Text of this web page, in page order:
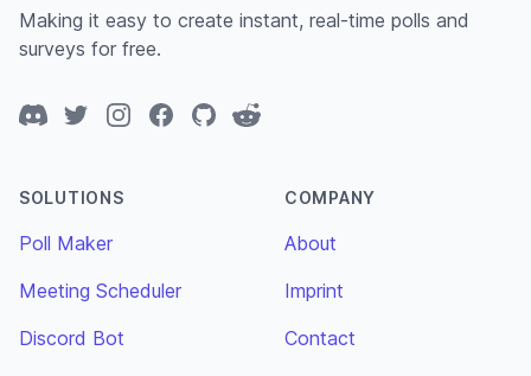
Making it easy to create instant, real-time polls and
surveys for free.
DiscordTwitterInstagramFacebook
GitHubReddit
SOLUTIONS
Poll Maker
Meeting Scheduler
Discord Bot
COMPANY
About
Imprint
Contact